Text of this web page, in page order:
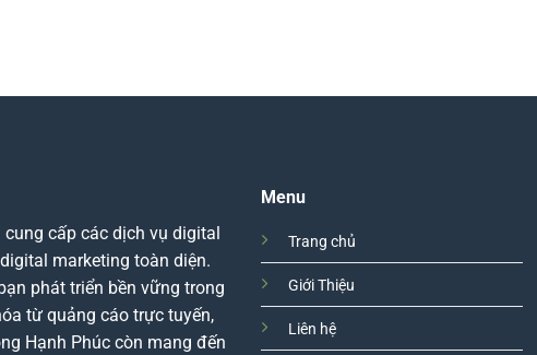
cấp các dịch vụ digital
marketing toàn diện.
phát triển bền vững trong
từ quảng cáo trực tuyến,
Hạnh Phúc còn mang đến
Menu
Trang chủ
Giới Thiệu
Liên hệ